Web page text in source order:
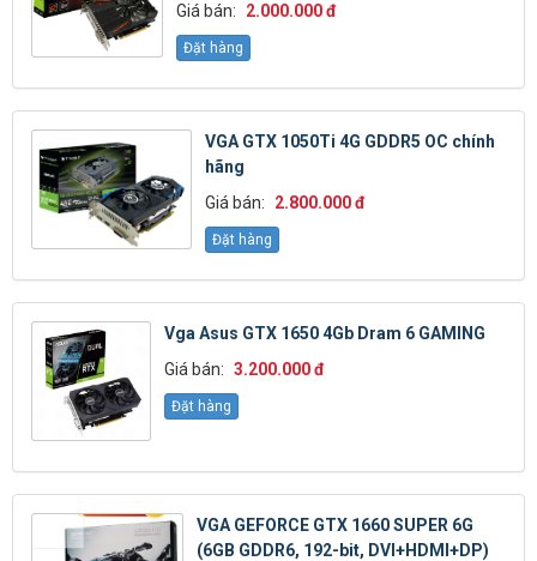
Giá bán:
2.000.000 đ
Đặt hàng
VGA GTX 1050Ti 4G GDDR5 OC chính
hãng
Giá bán:
2.800.000 đ
Đặt hàng
Vga Asus GTX 1650 4Gb Dram 6 GAMING
Giá bán: 3.200.000 đ
Đặt hàng
VGA GEFORCE GTX 1660 SUPER 6G
(6GB GDDR6, 192-bit, DVI+HDMI+DP)